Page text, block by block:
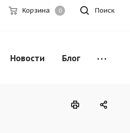
Поиск
Корзина 0
Новости Блог